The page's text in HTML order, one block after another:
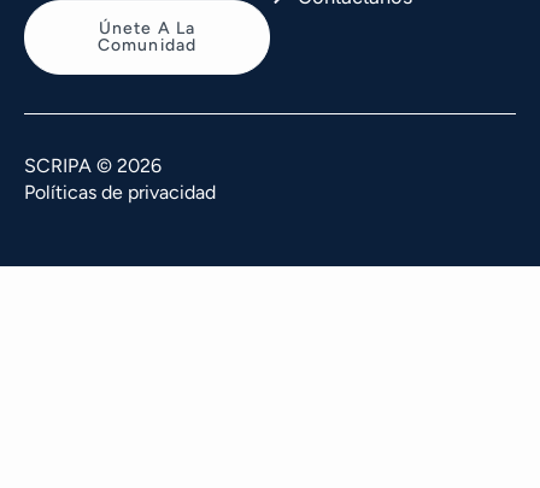
Únete A La
Comunidad
SCRIPA © 2026
Políticas de privacidad